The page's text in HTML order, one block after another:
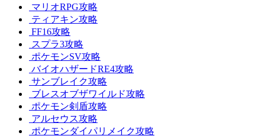
マリオRPG攻略
ティアキン攻略
FF16攻略
スプラ3攻略
ポケモンSV攻略
バイオハザードRE4攻略
サンブレイク攻略
ブレスオブザワイルド攻略
ポケモン剣盾攻略
アルセウス攻略
ポケモンダイパリメイク攻略